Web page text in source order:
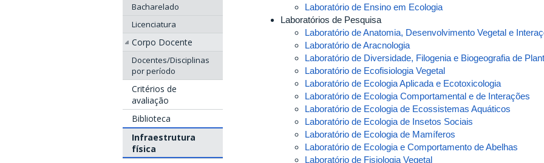
Bacharelado
Licenciatura
Corpo Docente
Docentes/Disciplinas
por período
Critérios de
avaliação
Biblioteca
Infraestrutura
física
Laboratório de Ensino em Ecologia
Laboratórios de Pesquisa
Laboratório de Anatomia, Desenvolvimento Vegetal e
Laboratório de Aracnologia
Laboratório de Diversidade, Filogenia e Biogeografia de
Laboratório de Ecofisiologia Vegetal
Laboratório de Ecologia Aplicada e Ecotoxicologia
Laboratório de Ecologia Comportamental e de Interações
Laboratório de Ecologia de Ecossistemas Aquáticos
Laboratório de Ecologia de Insetos Sociais
Laboratório de Ecologia de Mamíferos
Laboratório de Ecologia e Comportamento de Abelhas
Laboratório de Fisiologia Vegetal